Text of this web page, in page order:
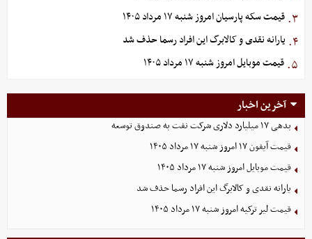
۳. قیمت سکه پارسیان امروز شنبه ۱۷ مرداد ۱۴۰۵
۴. یارانه نقدی و کالابرگ این افراد رسما حذف شد
۵. قیمت موبایل‌ امروز شنبه ۱۷ مرداد ۱۴۰۵
آخرین اخبار
بدهی ١٧ میلیارد دلاری شرکت نفت به صندوق توسعه
قیمت آیفون ۱۷ امروز شنبه ۱۷ مرداد ۱۴۰۵
قیمت موبایل‌ امروز شنبه ۱۷ مرداد ۱۴۰۵
یارانه نقدی و کالابرگ این افراد رسما حذف شد
قیمت لیر ترکیه امروز شنبه ۱۷ مرداد ۱۴۰۵